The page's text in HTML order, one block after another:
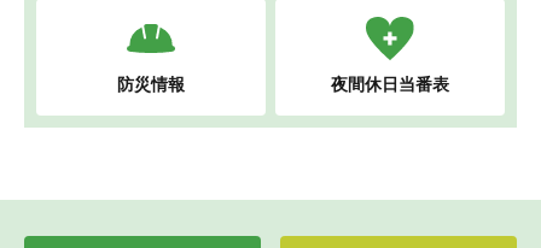
防災情報 夜間休日当番表